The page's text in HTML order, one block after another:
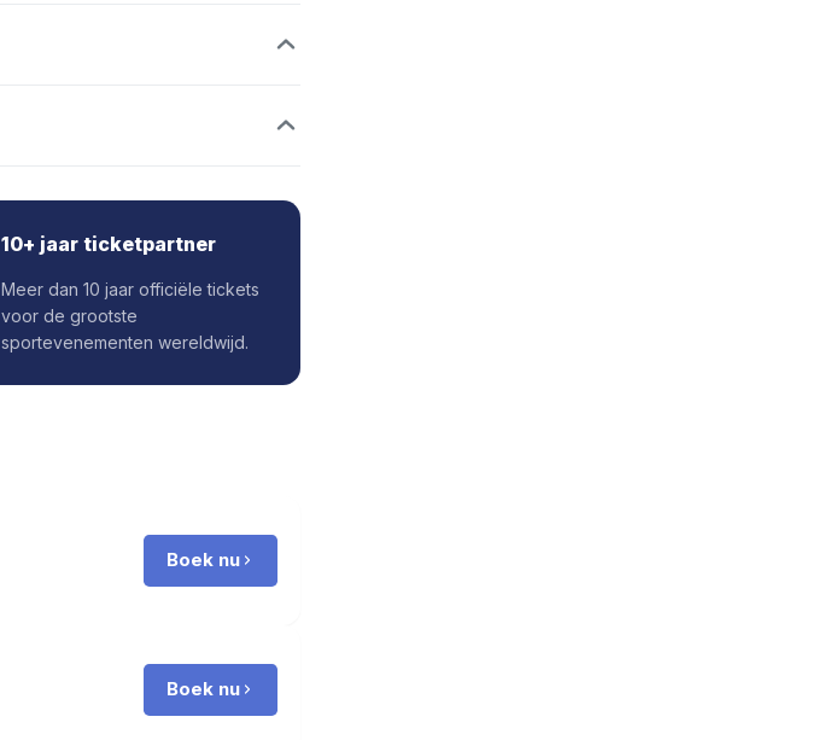
10+ jaar ticketpartner
Meer dan 10 jaar officiële tickets
voor de grootste
sportevenementen wereldwijd.
Boek nu
Boek nu